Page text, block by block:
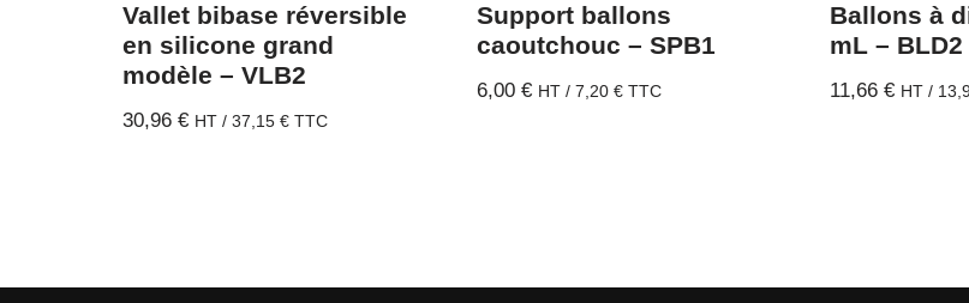
Vallet bibase réversible
en silicone grand
modèle – VLB2
30,96 € HT / 37,15 € TTC
Support ballons
caoutchouc – SPB1
6,00 € HT / 7,20 €TTC
Ballons à
mL – BLD2
11,66€ HT /